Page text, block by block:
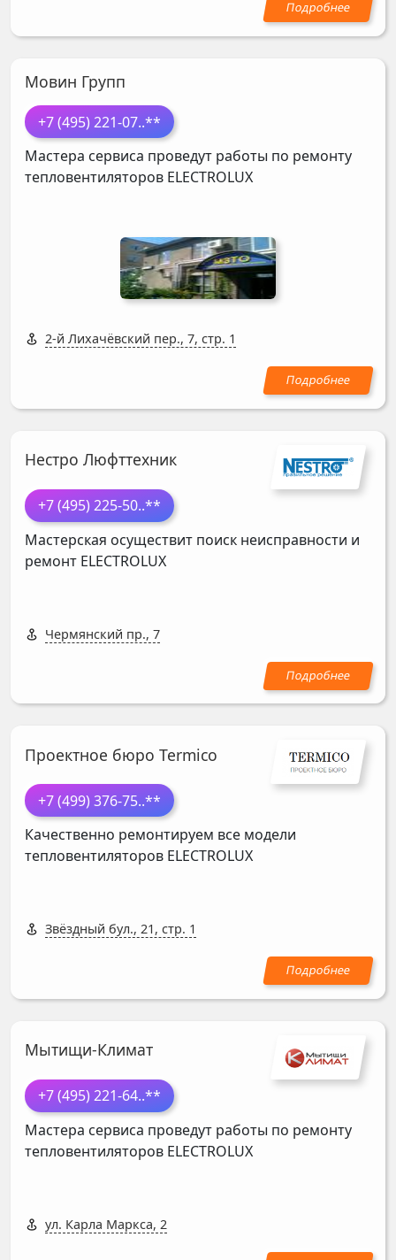
Мовин Групп
+7 (495) 221-07..**
Мастера сервиса проведут работы по ремонту
тепловентиляторов ELECTROLUX
2-й Лихачёвский пер., 7, стр. 1
Нестро Люфттехник
+7 (495) 225-50..**
Мастерская осуществит поиск неисправности и
ремонт ELECTROLUX
Чермянский пр., 7
Проектное бюро Termico
+7 (499) 376-75..**
Качественно ремонтируем все модели
тепловентиляторов ELECTROLUX
Звёздный бул., 21, стр. 1
Мытищи-Климат
+7 (495) 221-64..**
Мастера сервиса проведут работы по ремонту
тепловентиляторов ELECTROLUX
ул. Карла Маркса, 2